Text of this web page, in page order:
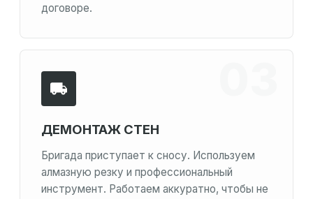
договоре.
ДЕМОНТАЖ СТЕН
Бригада приступает к сносу. Используем
алмазную резку и профессиональный
инструмент. Работаем аккуратно, чтобы не